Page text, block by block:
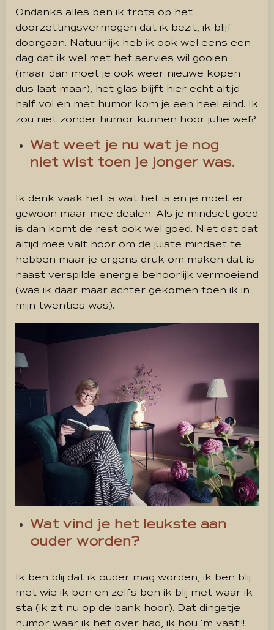
Ondanks alles ben ik trots op het
doorzettingsvermogen dat ik bezit, ik blijf
doorgaan. Natuurlijk heb ik ook wel eens een
dag dat ik wel met het servies wil gooien
(maar dan moet je ook weer nieuwe kopen
dus laat maar), het glas blijft hier echt altijd
half vol en met humor kom je een heel eind. Ik
zou niet zonder humor kunnen hoor jullie wel?
Wat weet je nu wat je nog
niet wist toen je jonger was.
Ik denk vaak het is wat het is en je moet er
gewoon maar mee dealen. Als je mindset goed
is dan komt de rest ook wel goed. Niet dat dat
altijd mee valt hoor om de juiste mindset te
hebben maar je ergens druk om maken dat is
naast verspilde energie behoorlijk vermoeiend
(was ik daar maar achter gekomen toen ik in
mijn twenties was).
Wat vind je het leukste aan
ouder worden?
Ik ben blij dat ik ouder mag worden, ik ben blij
met wie ik ben en zelfs ben ik blij met waar ik
sta (ik zit nu op de bank hoor). Dat dingetje
humor waar ik het over had, ik hou ‘m vast!!!